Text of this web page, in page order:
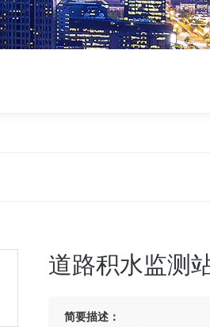
道路积水监测
简要描述：